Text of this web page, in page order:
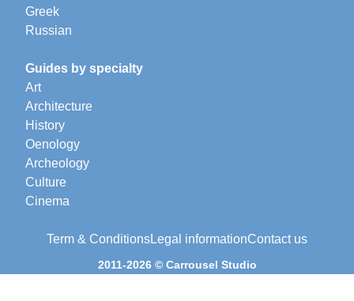
Greek
Russian
Guides by specialty
Art
Architecture
History
Oenology
Archeology
Culture
Cinema
Term & ConditionsLegal informationContact us
2011-2026 © Carrousel Studio